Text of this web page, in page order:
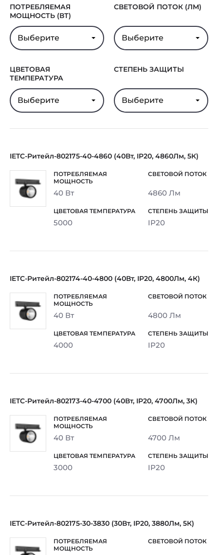
ПОТРЕБЛЯЕМАЯ
МОЩНОСТЬ (ВТ)
Выберите
СВЕТОВОЙ ПОТОК (ЛМ)
Выберите
ЦВЕТОВАЯ
ТЕМПЕРАТУРА
Выберите
СТЕПЕНЬ ЗАЩИТЫ
Выберите
IETC-Ритейл-802175-40-4860 (40Вт, IP20, 4860Лм, 5К)
40 Вт 4860 Лм
5000 IP20
IETC-Ритейл-802174-40-4800 (40Вт, IP20, 4800Лм, 4К)
40 Вт 4800 Лм
4000 IP20
IETC-Ритейл-802173-40-4700 (40Вт, IP20, 4700Лм, 3К)
40 Вт 4700 Лм
3000 IP20
IETC-Ритейл-802175-30-3830 (30Вт, IP20, 3880Лм, 5К)